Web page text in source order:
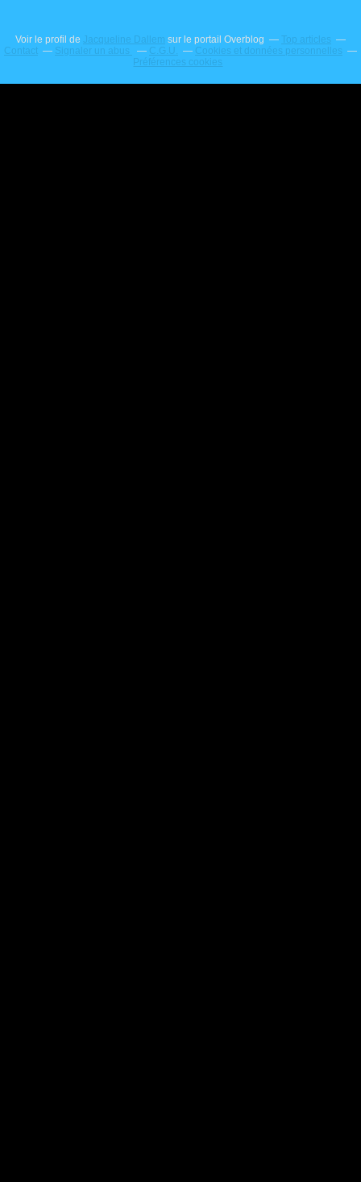
Voir le profil de Jacqueline Dallem sur le portail Overblog
Top articles
Contact
Signaler un abus C.G.U.
Cookies et données personnelles
Préférences cookies